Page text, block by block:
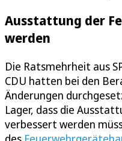
Ausstattung der
werden
Die Ratsmehrheit aus
CDU hatten bei den
Änderungen
Lager, dass die
verbessert werden